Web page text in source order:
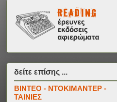
δείτε επίσης ...
ΒΙΝΤΕΟ - ΝΤΟΚΙΜΑΝΤΕΡ -
ΤΑΙΝΙΕΣ